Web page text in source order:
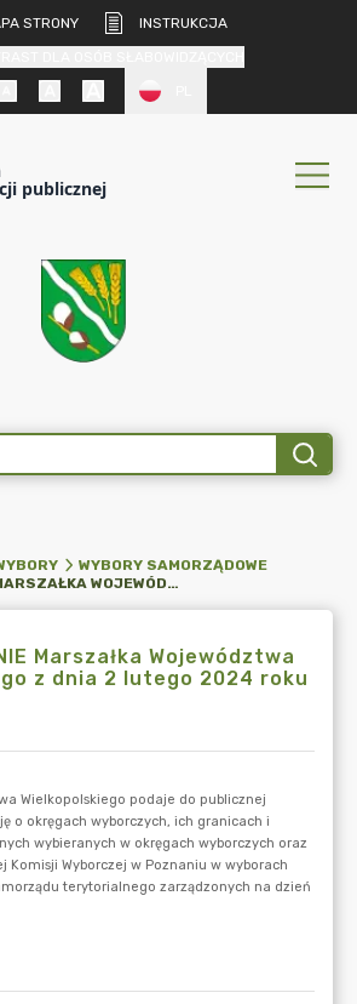
STRONY
INSTRUKCJA
publicznej
WYBORY SAMORZĄDOWE
OBWIESZCZENIE MARSZAŁKA WOJEWÓDZTWA WIELKOPOLSKIEGO Z DNIA 2 LUTEGO 2024 ROKU
Marszałka Województwa
z dnia 2 lutego 2024 roku